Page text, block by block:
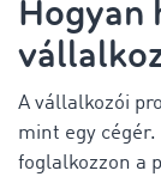
Hogyan
A vállalkozói
mint egy
foglalkozzon a